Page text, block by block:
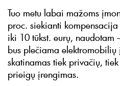
Tuo metu labai mažoms
proc. siekianti
iki 10 tūkst. eurų, naudotam
bus plečiama
skatinamas tiek privačių,
prieigų įrengimas.